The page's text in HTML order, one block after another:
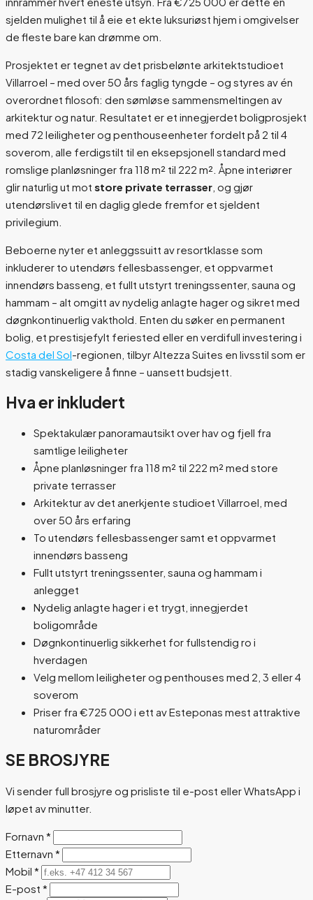
sjelden mulighet til å eie et ekte luksuriøst hjem i omgivelser
de fleste bare kan drømme om.
Prosjektet er tegnet av det prisbelønte arkitektstudioet
Villarroel – med over 50 års faglig tyngde – og styres av én
overordnet filosofi: den sømløse sammensmeltingen av
arkitektur og natur. Resultatet er et innegjerdet boligprosjekt
med 72 leiligheter og penthouseenheter fordelt på 2 til 4
soverom, alle ferdigstilt til en eksepsjonell standard med
romslige planløsninger fra 118 m² til 222 m². Åpne interiører
glir naturlig ut mot store private terrasser , og gjør
utendørslivet til en daglig glede fremfor et sjeldent
privilegium.
Beboerne nyter et anleggssuitt av resortklasse som
inkluderer to utendørs fellesbassenger, et oppvarmet
innendørs basseng, et fullt utstyrt treningssenter, sauna og
hammam – alt omgitt av nydelig anlagte hager og sikret med
døgnkontinuerlig vakthold. Enten du søker en permanent
bolig, et prestisjefylt feriested eller en verdifull investering i
Costa del Sol-regionen, tilbyr Altezza Suites en livsstil som er
stadig vanskeligere å finne – uansett budsjett.
Hva er inkludert
Spektakulær panoramautsikt over hav og fjell fra
samtlige leiligheter
Åpne planløsninger fra 118 m² til 222 m² med store
private terrasser
Arkitektur av det anerkjente studioet Villarroel, med
over 50 års erfaring
To utendørs fellesbassenger samt et oppvarmet
innendørs basseng
Fullt utstyrt treningssenter, sauna og hammam i
anlegget
Nydelig anlagte hager i et trygt, innegjerdet
boligområde
Døgnkontinuerlig sikkerhet for fullstendig ro i
hverdagen
Velg mellom leiligheter og penthouses med 2, 3 eller 4
soverom
Priser fra €725 000 i ett av Esteponas mest attraktive
naturområder
SE BROSJYRE
Vi sender full brosjyre og prisliste til e-post eller WhatsApp i
løpet av minutter.
Fornavn *
Etternavn *
Mobil *
E-post *